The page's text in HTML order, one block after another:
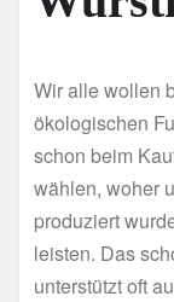
Wir alle wollen
ökologischen
schon beim
wählen, woher
produziert
leisten. Das
unterstützt oft